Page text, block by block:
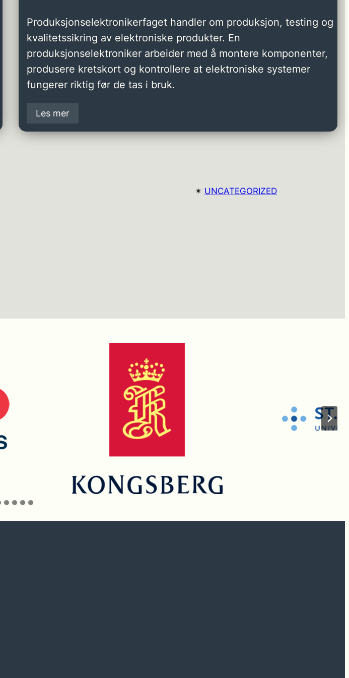
Produksjonselektronikerfaget handler om produksjon, testing og
kvalitetssikring av elektroniske produkter. En
produksjonselektroniker arbeider med å montere komponenter,
produsere kretskort og kontrollere at elektroniske systemer
fungerer riktig før de tas i bruk.
Les mer
✴︎ UNCATEGORIZED